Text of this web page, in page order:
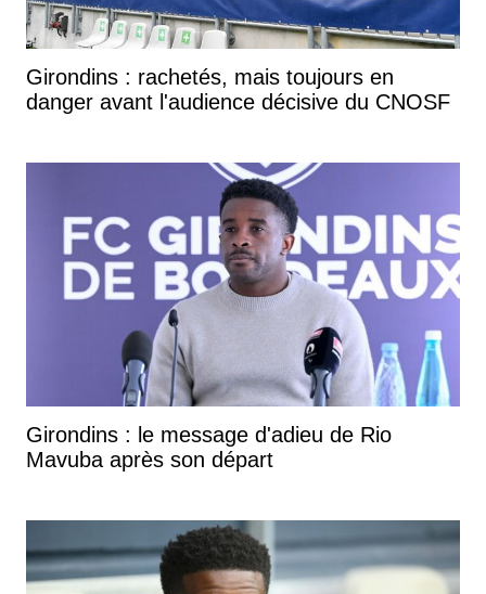
Girondins : rachetés, mais toujours en
danger avant l'audience décisive du CNOSF
Girondins : le message d'adieu de Rio
Mavuba après son départ